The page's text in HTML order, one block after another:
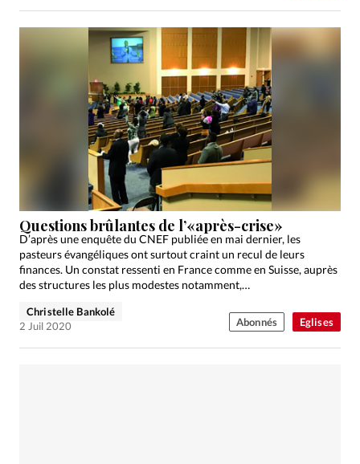
Eglises
Questions brûlantes de l’«après-crise»
D’après une enquête du CNEF publiée en mai dernier, les
pasteurs évangéliques ont surtout craint un recul de leurs
finances. Un constat ressenti en France comme en Suisse, auprès
des structures les plus modestes notamment,…
Christelle Bankolé
2 Juil 2020
Abonnés